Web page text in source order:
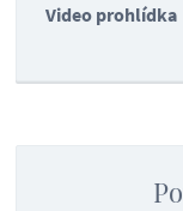
Video prohlídka